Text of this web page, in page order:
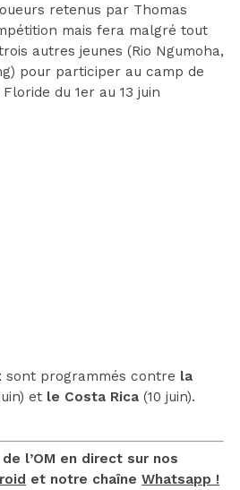
retenus par Thomas
mais fera malgré tout
autres jeunes (Rio Ngumoha,
pour participer au camp de
du 1er au 13 juin
sont programmés contre la
et le Costa Rica (10 juin).
l’OM en direct sur nos
et notre chaîne Whatsapp !